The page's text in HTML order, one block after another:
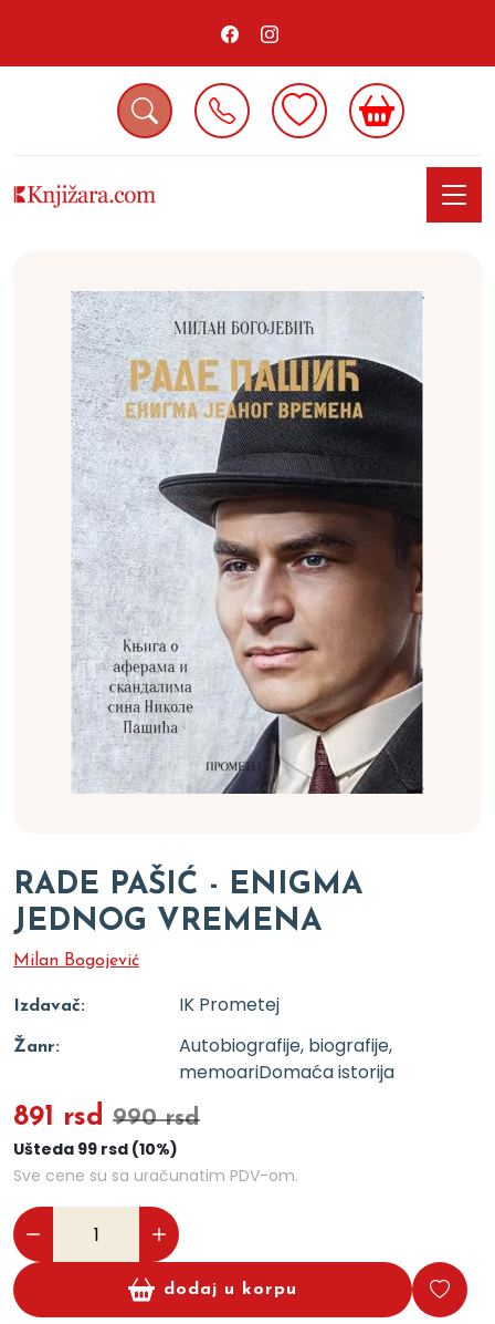
RADE PAŠIĆ - ENIGMA
JEDNOG VREMENA
Milan Bogojević
Izdavač: IK Prometej
Žanr:
Autobiografije, biografije,
memoariDomaća istorija
891 rsd 990 rsd
Ušteda 99 rsd (10%)
Sve cene su sa uračunatim PDV-om.
dodaj u korpu